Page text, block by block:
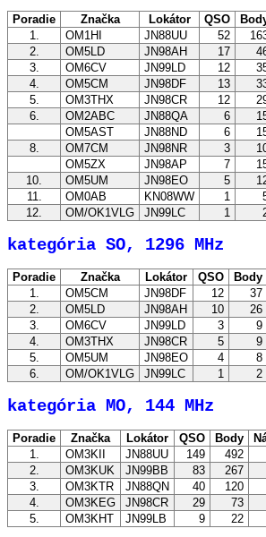
Poradie Značka Lokátor QSO
1.
OM1HI JN88UU 52
2.
OM5LD JN98AH 17
3.
OM6CV JN99LD 12
4.
OM5CM JN98DF 13
5.
OM3THX JN98CR 12
6.
OM2ABC JN88QA 6
OM5AST
JN88ND 6
8.
OM7CM JN98NR 3
OM5ZX
JN98AP 7
10.
OM5UM JN98EO 5
11.
OM0AB KN08WW 1
12.
OM/OK1VLG JN99LC 1
kategória SO, 1296 MHz
Poradie Značka Lokátor QSO Body
1.
OM5CM JN98DF 12 37
2.
OM5LD JN98AH 10 26
3.
OM6CV JN99LD 3 9
4.
OM3THX JN98CR 5 9
5.
OM5UM JN98EO 4 8
6.
OM/OK1VLG JN99LC 1 2
kategória MO, 144 MHz
Poradie Značka Lokátor QSO Body
1.
OM3KII JN88UU 149 492
2.
OM3KUK JN99BB 83 267
3.
OM3KTR JN88QN 40 120
4.
OM3KEG JN98CR 29 73
5.
OM3KHT JN99LB 9 22